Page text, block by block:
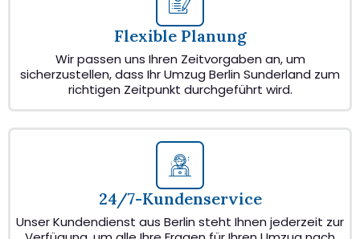
Flexible Planung
Wir passen uns Ihren Zeitvorgaben an, um
sicherzustellen, dass Ihr Umzug Berlin Sunderland zum
richtigen Zeitpunkt durchgeführt wird.
24/7-Kundenservice
Unser Kundendienst aus Berlin steht Ihnen jederzeit zur